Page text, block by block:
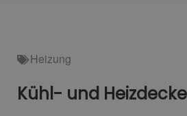
Heizung
Kühl- und Heizdecke